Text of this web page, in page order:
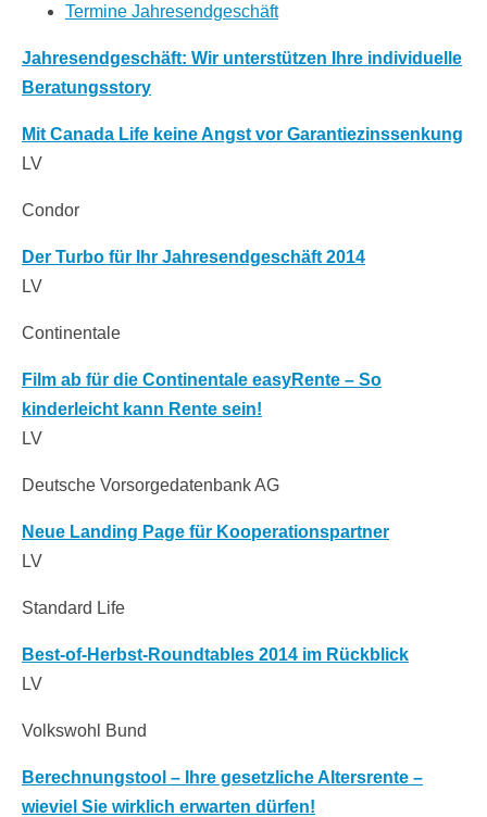
Termine Jahresendgeschäft
Jahresendgeschäft: Wir unterstützen Ihre individuelle
Beratungsstory
Mit Canada Life keine Angst vor Garantiezinssenkung
LV
Condor
Der Turbo für Ihr Jahresendgeschäft 2014
LV
Continentale
Film ab für die Continentale easyRente – So
kinderleicht kann Rente sein!
LV
Deutsche Vorsorgedatenbank AG
Neue Landing Page für Kooperationspartner
LV
Standard Life
Best-of-Herbst-Roundtables 2014 im Rückblick
LV
Volkswohl Bund
Berechnungstool – Ihre gesetzliche Altersrente –
wieviel Sie wirklich erwarten dürfen!